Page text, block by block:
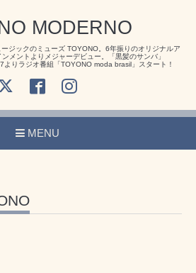
MODERNO
ジックのミューズ TOYONO。6年振りのオリジナルア
メントよりメジャーデビュー。「黒髪のサンバ」
りラジオ番組「TOYONO moda brasil」スタート！
MENU